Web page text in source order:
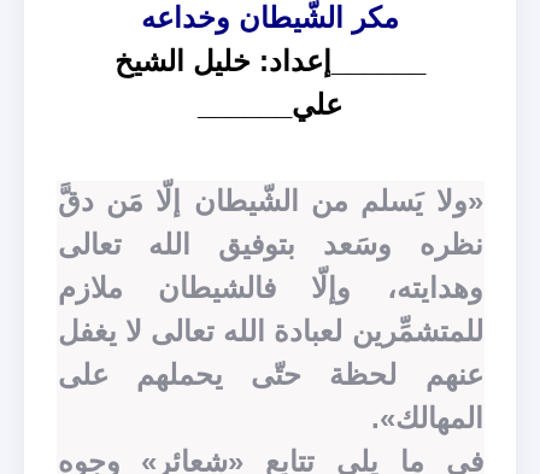
مكر الشّيطان وخداعه
______إعداد: خليل الشيخ
علي______
«ولا يَسلم من الشّيطان إلّا مَن دقَّ
نظره وسَعد بتوفيق الله تعالى
وهدايته، وإلّا فالشيطان ملازم
للمتشمِّرين لعبادة الله تعالى لا يغفل
عنهم لحظة حتّى يحملهم على
المهالك».
في ما يلي تتابع «شعائر» وجوه